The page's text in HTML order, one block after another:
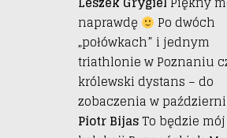
naprawdę
Po dwóch
„połówkach” i jednym
triathlonie w Poznaniu
królewski dystans – do
zobaczenia w
Piotr BijasTo będzie